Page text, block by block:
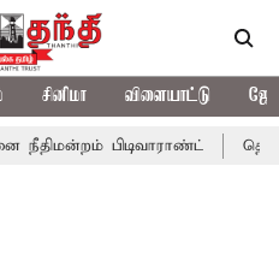
சினிமா விளையாட்டு
பிடிவாராண்ட்